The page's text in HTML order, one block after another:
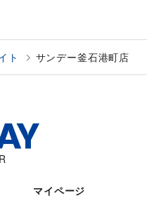
ト サンデー釜石港町店
マイページ